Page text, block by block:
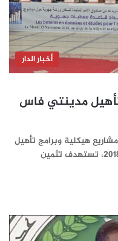
أخبار الدار
لتأهيل مدينتي فاس
هيكلية وبرامج تأهيل
شاملة، عرفت انطلاقة كبرى خلال العام 2018، تستهدف تثمين